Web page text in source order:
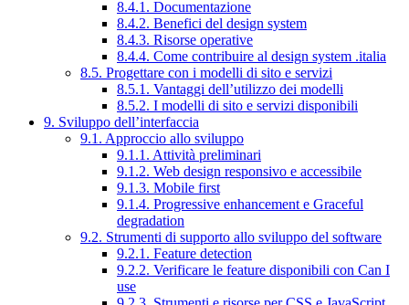
8.4.1. Documentazione
8.4.2. Benefici del design system
8.4.3. Risorse operative
8.4.4. Come contribuire al design system .italia
8.5. Progettare con i modelli di sito e servizi
8.5.1. Vantaggi dell’utilizzo dei modelli
8.5.2. I modelli di sito e servizi disponibili
9. Sviluppo dell’interfaccia
9.1. Approccio allo sviluppo
9.1.1. Attività preliminari
9.1.2. Web design responsivo e accessibile
9.1.3. Mobile first
9.1.4. Progressive enhancement e Graceful
degradation
9.2. Strumenti di supporto allo sviluppo del software
9.2.1. Feature detection
9.2.2. Verificare le feature disponibili con Can I
use